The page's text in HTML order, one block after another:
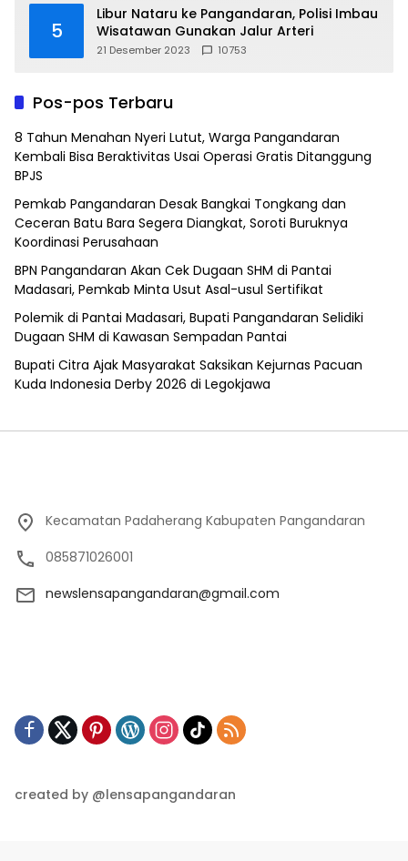
5
Libur Nataru ke Pangandaran, Polisi Imbau
Wisatawan Gunakan Jalur Arteri
21 Desember 2023 10753
Pos-pos Terbaru
8 Tahun Menahan Nyeri Lutut, Warga Pangandaran
Kembali Bisa Beraktivitas Usai Operasi Gratis Ditanggung
BPJS
Pemkab Pangandaran Desak Bangkai Tongkang dan
Ceceran Batu Bara Segera Diangkat, Soroti Buruknya
Koordinasi Perusahaan
BPN Pangandaran Akan Cek Dugaan SHM di Pantai
Madasari, Pemkab Minta Usut Asal-usul Sertifikat
Polemik di Pantai Madasari, Bupati Pangandaran Selidiki
Dugaan SHM di Kawasan Sempadan Pantai
Bupati Citra Ajak Masyarakat Saksikan Kejurnas Pacuan
Kuda Indonesia Derby 2026 di Legokjawa
Kecamatan Padaherang Kabupaten Pangandaran
085871026001
newslensapangandaran@gmail.com
created by @lensapangandaran